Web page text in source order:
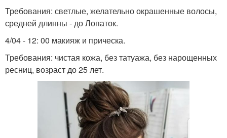
Требования: светлые, желательно окрашенные волосы,
средней длинны - до Лопаток.
4/04 - 12: 00 макияж и прическа.
Требования: чистая кожа, без татуажа, без нарощенных
ресниц, возраст до 25 лет.